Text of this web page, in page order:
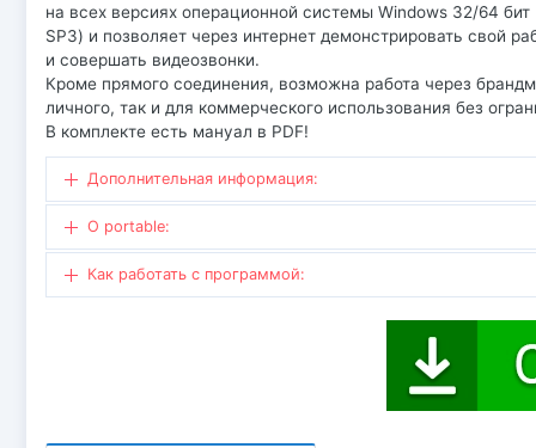
на всех версиях операционной системы Windows 32/64
SP3) и позволяет через интернет демонстрировать свой
и совершать видеозвонки.
Кроме прямого соединения, возможна работа через
личного, так и для коммерческого использования без
В комплекте есть мануал в PDF!
Дополнительная информация:
O portable:
Как работать с программой: